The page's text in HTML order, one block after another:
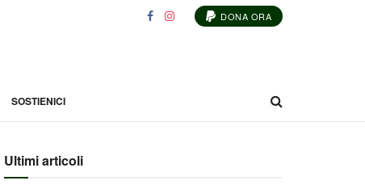
DONA ORA
SOSTIENICI
Ultimi articoli